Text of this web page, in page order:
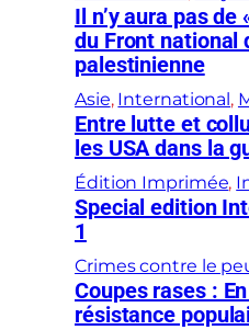
Il n’y aura pas
du Front national
palestinienne
Asie, International ,
Entre lutte et
les USA dans la
Édition Imprimée,
Special edition
1
Crimes contre le
Coupes rases :
résistance